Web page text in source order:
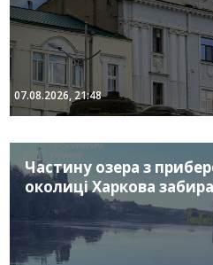
07.08.2026, 21:48
Частину озера з
околиці Харкова